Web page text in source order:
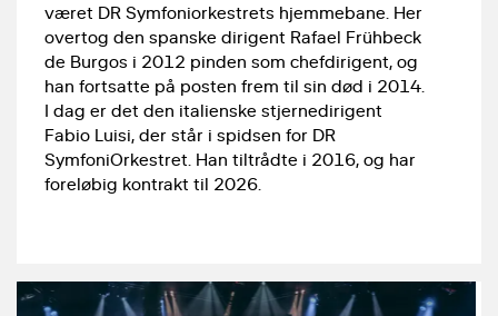
været DR Symfoniorkestrets hjemmebane. Her
overtog den spanske dirigent Rafael Frühbeck
de Burgos i 2012 pinden som chefdirigent, og
han fortsatte på posten frem til sin død i 2014.
I dag er det den italienske stjernedirigent
Fabio Luisi, der står i spidsen for DR
SymfoniOrkestret. Han tiltrådte i 2016, og har
foreløbig kontrakt til 2026.